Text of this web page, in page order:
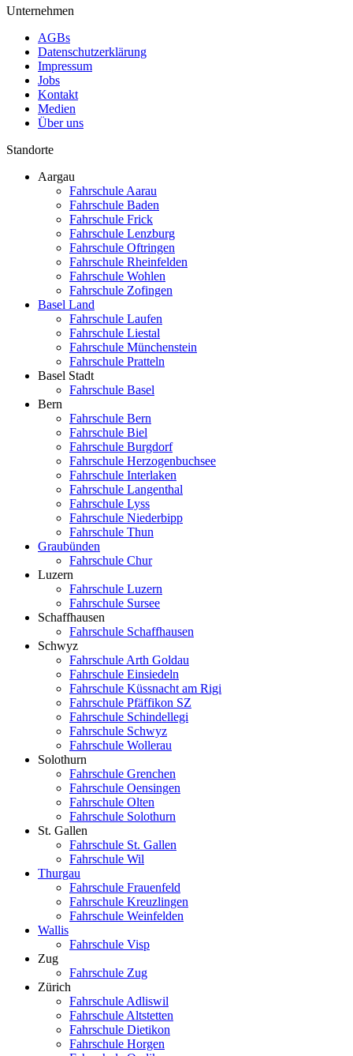
Unternehmen
AGBs
Datenschutzerklärung
Impressum
Jobs
Kontakt
Medien
Über uns
Standorte
Aargau
Fahrschule Aarau
Fahrschule Baden
Fahrschule Frick
Fahrschule Lenzburg
Fahrschule Oftringen
Fahrschule Rheinfelden
Fahrschule Wohlen
Fahrschule Zofingen
Basel Land
Fahrschule Laufen
Fahrschule Liestal
Fahrschule Münchenstein
Fahrschule Pratteln
Basel Stadt
Fahrschule Basel
Bern
Fahrschule Bern
Fahrschule Biel
Fahrschule Burgdorf
Fahrschule Herzogenbuchsee
Fahrschule Interlaken
Fahrschule Langenthal
Fahrschule Lyss
Fahrschule Niederbipp
Fahrschule Thun
Graubünden
Fahrschule Chur
Luzern
Fahrschule Luzern
Fahrschule Sursee
Schaffhausen
Fahrschule Schaffhausen
Schwyz
Fahrschule Arth Goldau
Fahrschule Einsiedeln
Fahrschule Küssnacht am Rigi
Fahrschule Pfäffikon SZ
Fahrschule Schindellegi
Fahrschule Schwyz
Fahrschule Wollerau
Solothurn
Fahrschule Grenchen
Fahrschule Oensingen
Fahrschule Olten
Fahrschule Solothurn
St. Gallen
Fahrschule St. Gallen
Fahrschule Wil
Thurgau
Fahrschule Frauenfeld
Fahrschule Kreuzlingen
Fahrschule Weinfelden
Wallis
Fahrschule Visp
Zug
Fahrschule Zug
Zürich
Fahrschule Adliswil
Fahrschule Altstetten
Fahrschule Dietikon
Fahrschule Horgen